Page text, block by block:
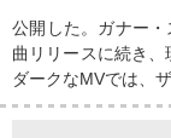
公開した。ガナー
曲リリースに続き
ダークなMVでは、